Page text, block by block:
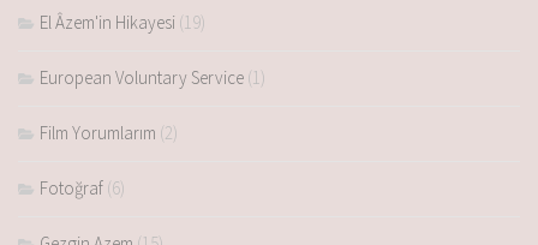
El Âzem'in Hikayesi (19)
European Voluntary Service (1)
Film Yorumlarım (2)
Fotoğraf (6)